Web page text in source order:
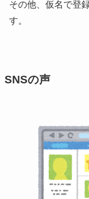
その他、仮名で登
す。
SNSの声